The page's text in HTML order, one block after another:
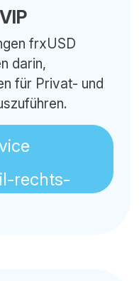
frxUSD
darin,
für Privat- und